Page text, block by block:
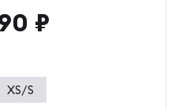
₽
XS/S